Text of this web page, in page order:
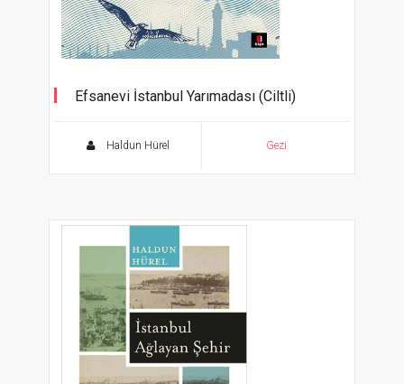
Efsanevi İstanbul Yarımadası (Ciltli)
Haldun Hürel Gezi